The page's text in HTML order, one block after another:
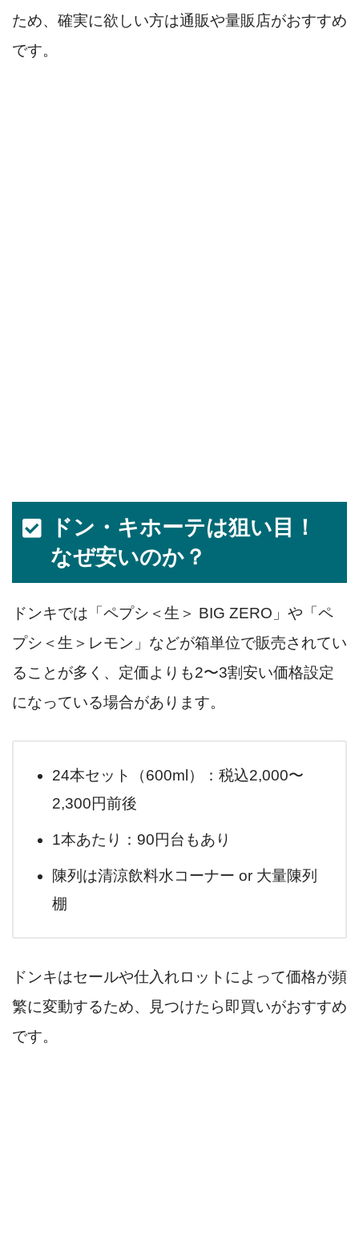
ため、確実に欲しい方は通販や量販店がおすすめ
です。
ドン・キホーテは狙い目！
なぜ安いのか？
ドンキでは「ペプシ＜生＞ BIG ZERO」や「ペ
プシ＜生＞レモン」などが箱単位で販売されてい
ることが多く、定価よりも2〜3割安い価格設定
になっている場合があります。
24本セット（600ml）：税込2,000〜
2,300円前後
1本あたり：90円台もあり
陳列は清涼飲料水コーナー or 大量陳列
棚
ドンキはセールや仕入れロットによって価格が頻
繁に変動するため、見つけたら即買いがおすすめ
です。